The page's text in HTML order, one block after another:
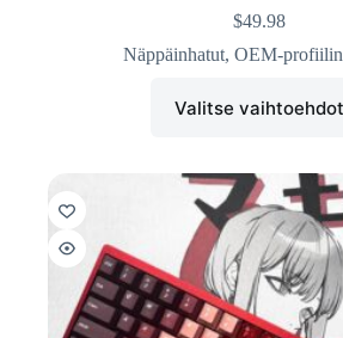
$49.98
Näppäinhatut, OEM-profiilin
Valitse vaihtoehdot